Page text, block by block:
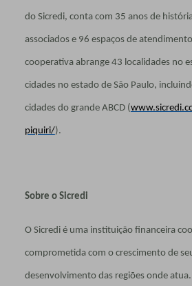
do Sicredi, conta com 35 anos de
associados e 96 espaços de
cooperativa abrange 43 localidades no
cidades no estado de São Paulo,
cidades do grande ABCD (
piquiri/).
Sobre o Sicredi
O Sicredi é uma instituição financeira
comprometida com o crescimento de
desenvolvimento das regiões onde